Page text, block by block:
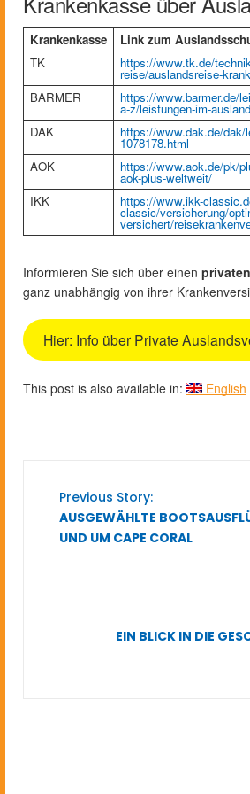
Krankenkasse
Link zum
TK
https://www.tk.de/
reise/auslandsreise-
BARMER
https://www.barmer.de/
a-z/leistungen-im-
DAK
https://www.dak.de/dak/
1078178.html
AOK
https://www.aok.de/pk/
aok-plus-weltweit/
IKK
https://www.ikk-
classic/versicherung/
versichert/
Informieren Sie sich über einen
ganz unabhängig von ihrer
Hier: Info über Private
This post is also available in: English
Previous Story:
AUSGEWÄHLTE
UND UM CAPE CORAL
EIN BLICK IN DIE